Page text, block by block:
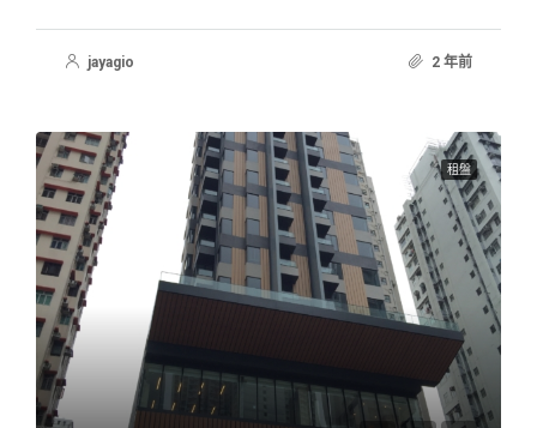
jayagio 2 年前
租盤